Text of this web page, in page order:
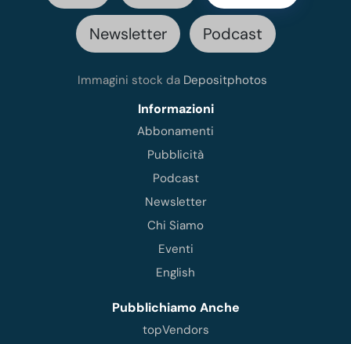
Newsletter Podcast
Immagini stock da Depositphotos
Informazioni
Abbonamenti
Pubblicità
Podcast
Newsletter
Chi Siamo
Eventi
English
Pubblichiamo Anche
topVendors